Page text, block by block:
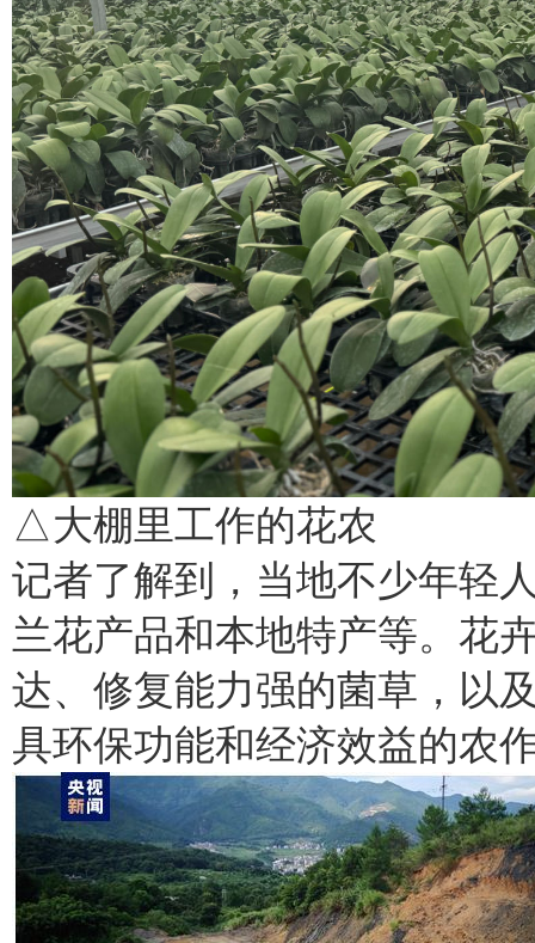
△大棚里工作的花农
记者了解到，当地不少年轻
兰花产品和本地特产等。花
达、修复能力强的菌草，以
具环保功能和经济效益的农